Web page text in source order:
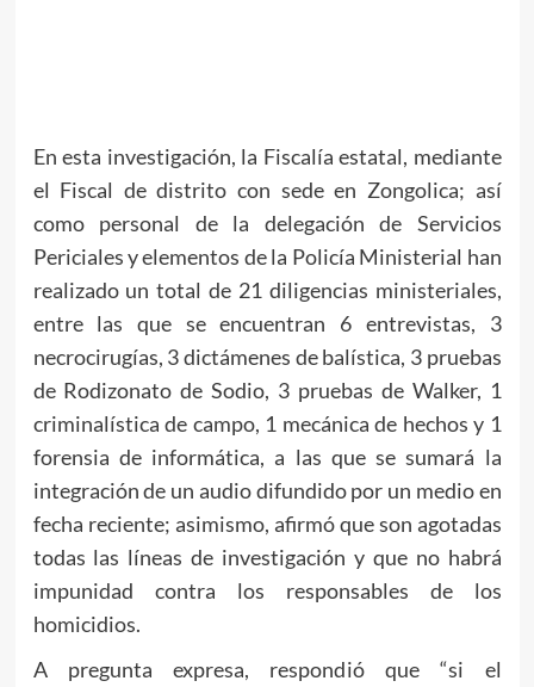
En esta investigación, la Fiscalía estatal, mediante
el Fiscal de distrito con sede en Zongolica; así
como personal de la delegación de Servicios
Periciales y elementos de la Policía Ministerial han
realizado un total de 21 diligencias ministeriales,
entre las que se encuentran 6 entrevistas, 3
necrocirugías, 3 dictámenes de balística, 3 pruebas
de Rodizonato de Sodio, 3 pruebas de Walker, 1
criminalística de campo, 1 mecánica de hechos y 1
forensia de informática, a las que se sumará la
integración de un audio difundido por un medio en
fecha reciente; asimismo, afirmó que son agotadas
todas las líneas de investigación y que no habrá
impunidad contra los responsables de los
homicidios.
A pregunta expresa, respondió que “si el